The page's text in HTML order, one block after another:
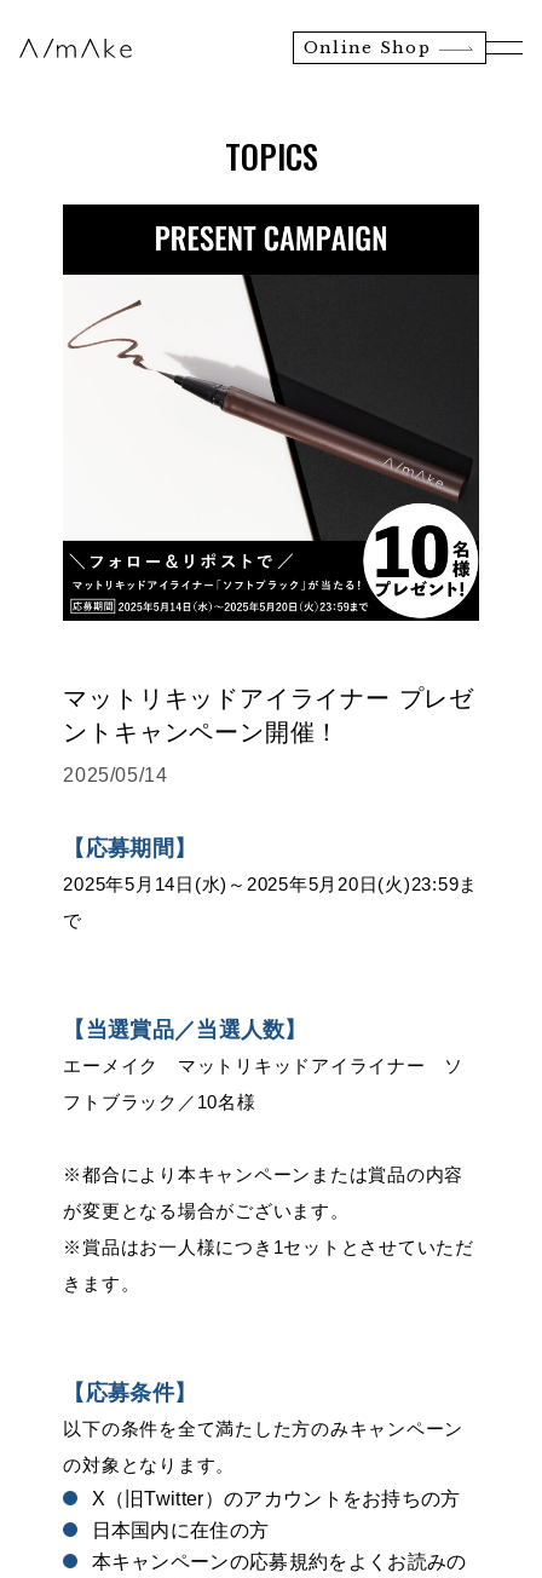
Online Shop
TOPICS
マットリキッドアイライナー プレゼ
ントキャンペーン開催！
2025/05/14
【応募期間】
2025年5月14日(水)～2025年5月20日(火)23:59ま
で
【当選賞品／当選人数】
エーメイク マットリキッドアイライナー ソ
フトブラック／10名様
※都合により本キャンペーンまたは賞品の内容
が変更となる場合がございます。
※賞品はお一人様につき1セットとさせていただ
きます。
【応募条件】
以下の条件を全て満たした方のみキャンペーン
の対象となります。
X（旧Twitter）のアカウントをお持ちの方
日本国内に在住の方
本キャンペーンの応募規約をよくお読みの